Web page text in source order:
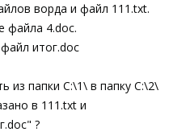
ворда и файл 111.txt.
файла 4.doc.
итог.doc
из папки C:\1\ в папку C:\2\
в 111.txt и
?